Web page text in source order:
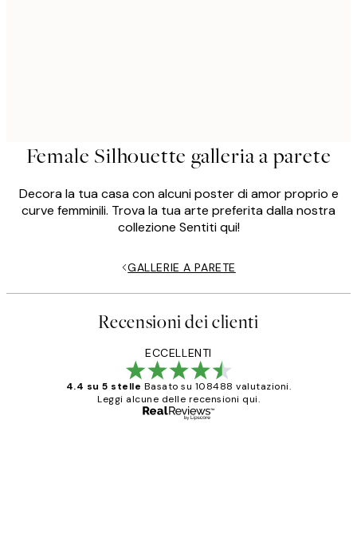
Female Silhouette galleria a parete
Decora la tua casa con alcuni poster di amor proprio e
curve femminili. Trova la tua arte preferita dalla nostra
collezione Sentiti qui!
GALLERIE A PARETE
Recensioni dei clienti
ECCELLENTI
4.4 su 5 stelle Basato su 108488 valutazioni.
Leggi alcune delle recensioni qui.